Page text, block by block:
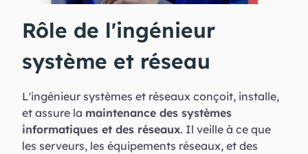
Rôle de l'ingénieur
système et réseau
L'ingénieur systèmes et réseaux conçoit, installe,
et assure la maintenance des systèmes
informatiques et des réseaux. Il veille à ce que
les serveurs, les équipements réseaux, et des